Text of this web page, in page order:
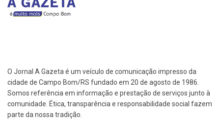
O Jornal A Gazeta é um veículo de comunicação impresso da
cidade de Campo Bom/RS fundado em 20 de agosto de 1986.
Somos referência em informação e prestação de serviços junto à
comunidade. Ética, transparência e responsabilidade social fazem
parte da nossa tradição.